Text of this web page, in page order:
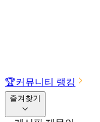
🏆커뮤니티 랭킹
즐겨찾기